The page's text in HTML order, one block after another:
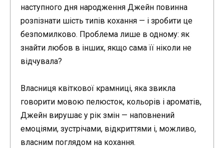
наступного дня народження Джейн повинна
розпізнати шість типів кохання — і зробити це
безпомилково. Проблема лише в одному: як
знайти любов в інших, якщо сама її ніколи не
відчувала?
Власниця квіткової крамниці, яка звикла
говорити мовою пелюсток, кольорів і ароматів,
Джейн вирушає у рік змін — наповнений
емоціями, зустрічами, відкриттями і, можливо,
власним поглядом на кохання.